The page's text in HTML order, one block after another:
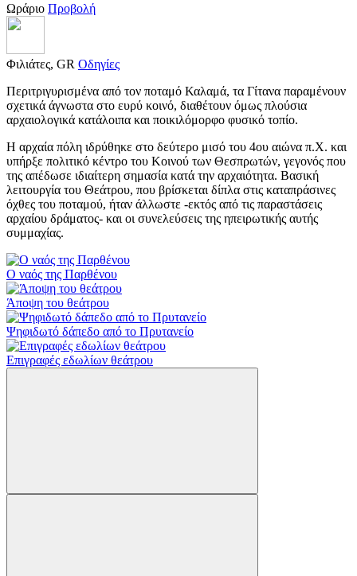
Ωράριο Προβολή
Φιλιάτες, GR Οδηγίες
Περιτριγυρισμένα από τον ποταμό Καλαμά, τα Γίτανα παραμένουν
σχετικά άγνωστα στο ευρύ κοινό, διαθέτουν όμως πλούσια
αρχαιολογικά κατάλοιπα και ποικιλόμορφο φυσικό τοπίο.
Η αρχαία πόλη ιδρύθηκε στο δεύτερο μισό του 4ου αιώνα π.Χ. και
υπήρξε πολιτικό κέντρο του Κοινού των Θεσπρωτών, γεγονός που
της απέδωσε ιδιαίτερη σημασία κατά την αρχαιότητα. Βασική
λειτουργία του Θεάτρου, που βρίσκεται δίπλα στις καταπράσινες
όχθες του ποταμού, ήταν άλλωστε -εκτός από τις παραστάσεις
αρχαίου δράματος- και οι συνελεύσεις της ηπειρωτικής αυτής
συμμαχίας.
Ο ναός της Παρθένου
Άποψη του θεάτρου
Ψηφιδωτό δάπεδο από το Πρυτανείο
Επιγραφές εδωλίων θεάτρου